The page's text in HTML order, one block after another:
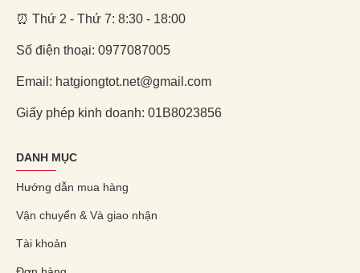
⏰ Thứ 2 - Thứ 7: 8:30 - 18:00
Số điện thoại: 0977087005
Email: hatgiongtot.net@gmail.com
Giấy phép kinh doanh: 01B8023856
DANH MỤC
Hướng dẫn mua hàng
Vận chuyển & Và giao nhận
Tài khoản